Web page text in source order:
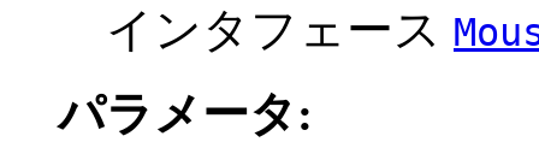
インタフェース
パラメータ: